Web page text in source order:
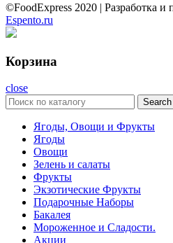
©FoodExpress 2020 | Разработка и
Espento.ru
Корзина
close
Search
Ягоды, Овощи и Фрукты
Ягоды
Овощи
Зелень и салаты
Фрукты
Экзотические Фрукты
Подарочные Наборы
Бакалея
Мороженное и Сладости.
Акции